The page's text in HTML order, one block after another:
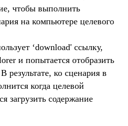
чтобы выполнить
на компьютере целевого
‘download' ссылку,
и попытается отобразить
результате, ко сценария в
когда целевой
загрузить содержание